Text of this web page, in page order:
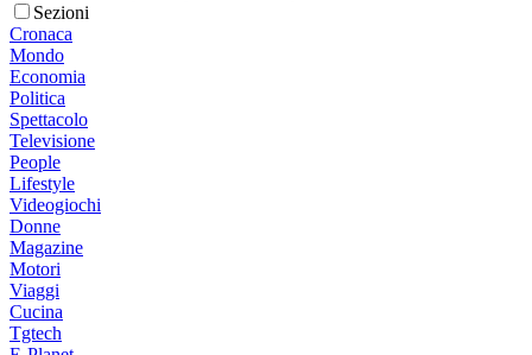
Sezioni
Cronaca
Mondo
Economia
Politica
Spettacolo
Televisione
People
Lifestyle
Videogiochi
Donne
Magazine
Motori
Viaggi
Cucina
Tgtech